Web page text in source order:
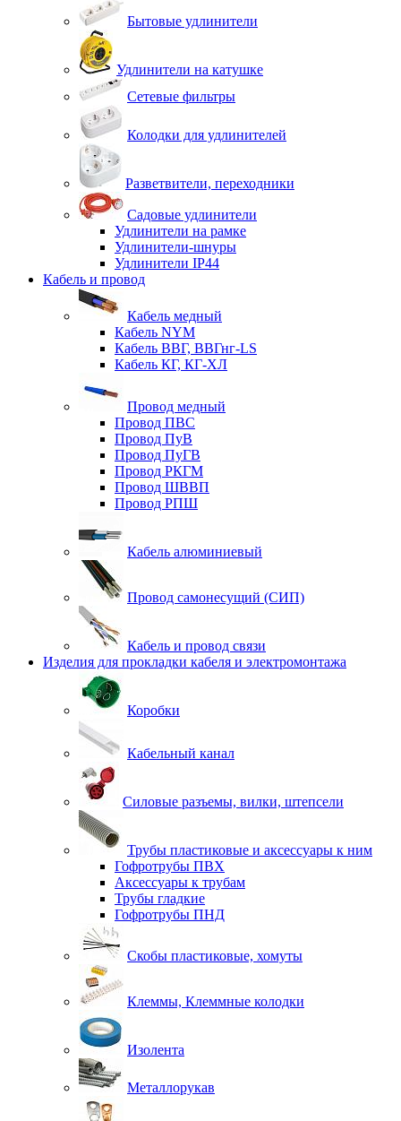
Бытовые удлинители
Удлинители на катушке
Сетевые фильтры
Колодки для удлинителей
Разветвители, переходники
Садовые удлинители
Удлинители на рамке
Удлинители-шнуры
Удлинители IP44
Кабель и провод
Кабель медный
Кабель NYM
Кабель ВВГ, ВВГнг-LS
Кабель КГ, КГ-ХЛ
Провод медный
Провод ПВС
Провод ПуВ
Провод ПуГВ
Провод РКГМ
Провод ШВВП
Провод РПШ
Кабель алюминиевый
Провод самонесущий (СИП)
Кабель и провод связи
Изделия для прокладки кабеля и электромонтажа
Коробки
Кабельный канал
Силовые разъемы, вилки, штепсели
Трубы пластиковые и аксессуары к ним
Гофротрубы ПВХ
Аксессуары к трубам
Трубы гладкие
Гофротрубы ПНД
Скобы пластиковые, хомуты
Клеммы, Клеммные колодки
Изолента
Металлорукав